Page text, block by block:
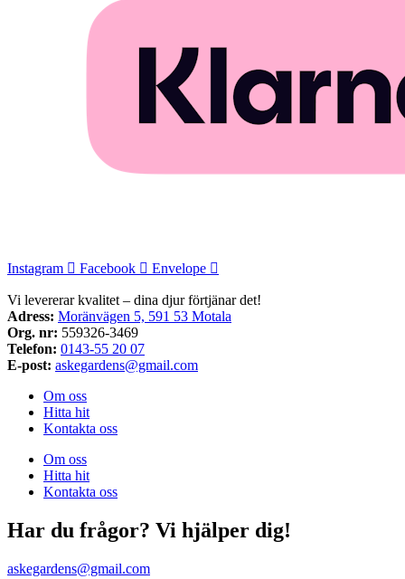
Instagram Facebook Envelope
Vi levererar kvalitet – dina djur förtjänar det!
Adress: Moränvägen 5, 591 53 Motala
Org. nr: 559326-3469
Telefon: 0143-55 20 07
E-post: askegardens@gmail.com
Om oss
Hitta hit
Kontakta oss
Om oss
Hitta hit
Kontakta oss
Har du frågor? Vi hjälper dig!
askegardens@gmail.com